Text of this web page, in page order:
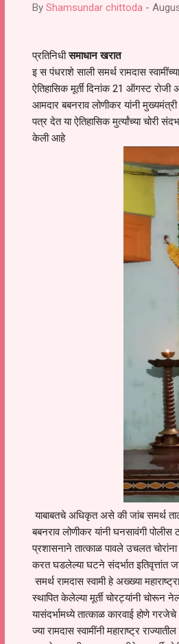
By Shamsundar chittoda -
प्रतिनिधीसमाधान खरात
इ स पंधराशे साली समर्थ रामदास
ऐतिहासिक मूर्ती दिनांक 21 ऑगस्ट रोजी
आमदार बबनराव लोणीकर यांनी
पत्र देत या ऐतिहासिक मुर्त्यांच्या चोरी
केली आहे
याबाबतचे अधिकृत असे की जांब समर्थ
बबनराव लोणीकर यांनी घनसावंगी पोलीस
प्रशासनाने तात्काळ पावले उचलत
करत घडलेल्या घटने संदर्भात इतिवृत्तांत
समर्थ रामदास स्वामी हे अख्ख्या
स्थापित केलेल्या मूर्ती चोरट्यांनी चोरून
यासंदर्भामध्ये तात्काळ कारवाई होणे
ज्या रामदास स्वामींनी महाराष्ट्र